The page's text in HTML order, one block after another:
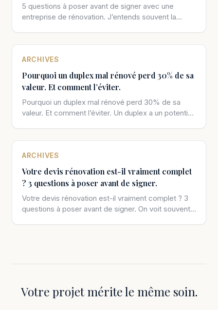
5 questions à poser avant de signer avec une
entreprise de rénovation. J’entends souvent la
ARCHIVES
Pourquoi un duplex mal rénové perd 30% de sa
valeur. Et comment l’éviter.
Pourquoi un duplex mal rénové perd 30% de sa
valeur. Et comment l’éviter. Un duplex a un potentiel
ARCHIVES
Votre devis rénovation est-il vraiment complet
? 3 questions à poser avant de signer.
Votre devis rénovation est-il vraiment complet ? 3
questions à poser avant de signer. On voit souvent
Votre projet mérite le même soin.